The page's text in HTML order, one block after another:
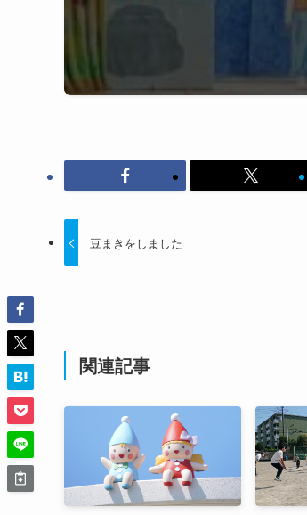
豆まきをしました
関連記事